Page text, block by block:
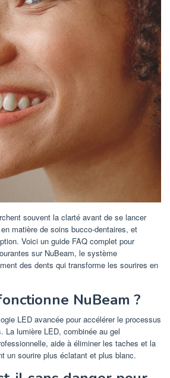
souvent la clarté avant de se lancer
matière de soins bucco-dentaires, et
Voici un guide FAQ complet pour
sur NuBeam, le système
des dents qui transforme les sourires en
NuBeam ?
LED avancée pour accélérer le processus
La lumière LED, combinée au gel
aide à éliminer les taches et la
un sourire plus éclatant et plus blanc.